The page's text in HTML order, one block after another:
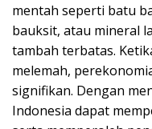
mentah seperti batu
bauksit, atau mineral
tambah terbatas.
melemah,
signifikan. Dengan
Indonesia dapat